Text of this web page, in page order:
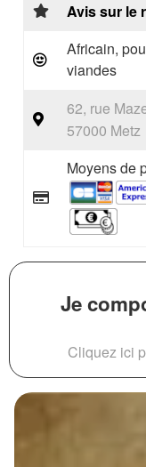
Avis sur le
Africain,
viandes
62, rue
57000 Metz
Moyens de
Je
Cliquez ici